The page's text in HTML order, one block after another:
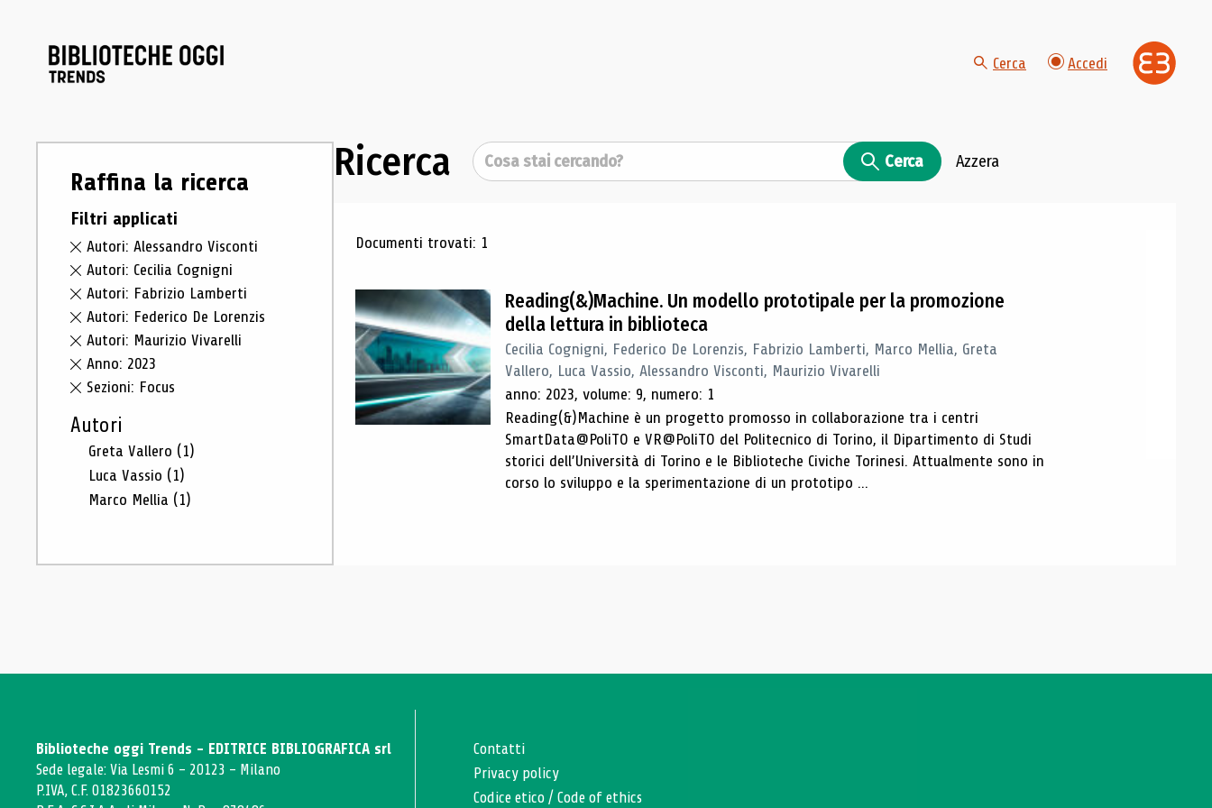
Cerca Accedi
Raffina la ricerca
Filtri applicati
Autori: Alessandro Visconti
Autori: Cecilia Cognigni
Autori: Fabrizio Lamberti
Autori: Federico De Lorenzis
Autori: Maurizio Vivarelli
Anno: 2023
Sezioni: Focus
Autori
Greta Vallero (1)
Luca Vassio (1)
Marco Mellia (1)
Ricerca Cerca Cerca Azzera
Risultati di ricerca
Documenti trovati: 1
Reading(&)Machine. Un modello prototipale per la promozione
della lettura in biblioteca
Cecilia Cognigni, Federico De Lorenzis, Fabrizio Lamberti, Marco Mellia, Greta
Vallero, Luca Vassio, Alessandro Visconti, Maurizio Vivarelli
anno: 2023, volume: 9, numero: 1
Reading(&)Machine è un progetto promosso in collaborazione tra i centri
SmartData@PoliTO e VR@PoliTO del Politecnico di Torino, il Dipartimento di Studi
storici dell’Università di Torino e le Biblioteche Civiche Torinesi. Attualmente sono in
corso lo sviluppo e la sperimentazione di un prototipo ...
Biblioteche oggi Trends - EDITRICE BIBLIOGRAFICA srl
Sede legale: Via Lesmi 6 - 20123 - Milano
P.IVA, C.F. 01823660152
Contatti
Privacy policy
Codice etico /Code of ethics